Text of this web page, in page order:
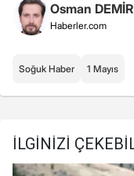
Osman DEMİR
Haberler.com
Soğuk Haber 1 Mayıs